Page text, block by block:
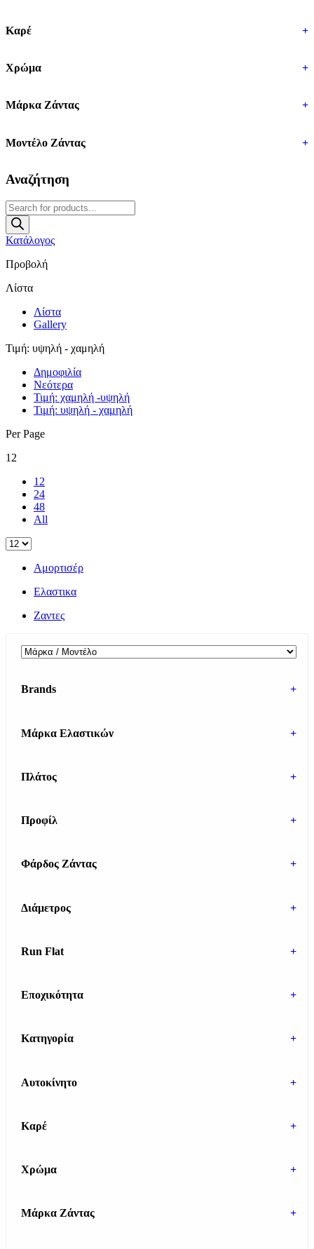
Καρέ +
Χρώμα +
Μάρκα Ζάντας +
Μοντέλο Ζάντας +
Αναζήτηση
Products
search
Κατάλογος
Προβολή
Λίστα
Λίστα
Gallery
Τιμή: υψηλή - χαμηλή
Δημοφιλία
Νεότερα
Τιμή: χαμηλή -υψηλή
Τιμή: υψηλή - χαμηλή
Per Page
12
12
24
48
All
Αμορτισέρ
Ελαστικα
Ζαντες
Brands +
Μάρκα Ελαστικών +
Πλάτος +
Προφίλ +
Φάρδος Ζάντας +
Διάμετρος +
Run Flat +
Εποχικότητα +
Κατηγορία +
Αυτοκίνητο +
Καρέ +
Χρώμα +
Μάρκα Ζάντας +